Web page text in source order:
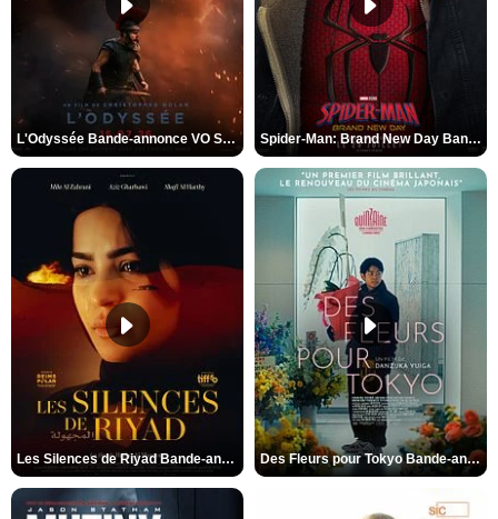
L'Odyssée Bande-annonce VO STFR Spider-Man: Brand New Day Bande-annonce VO STFR
Les Silences de Riyad Bande-annonce VO STFR Des Fleurs pour Tokyo Bande-annonce VO STFR